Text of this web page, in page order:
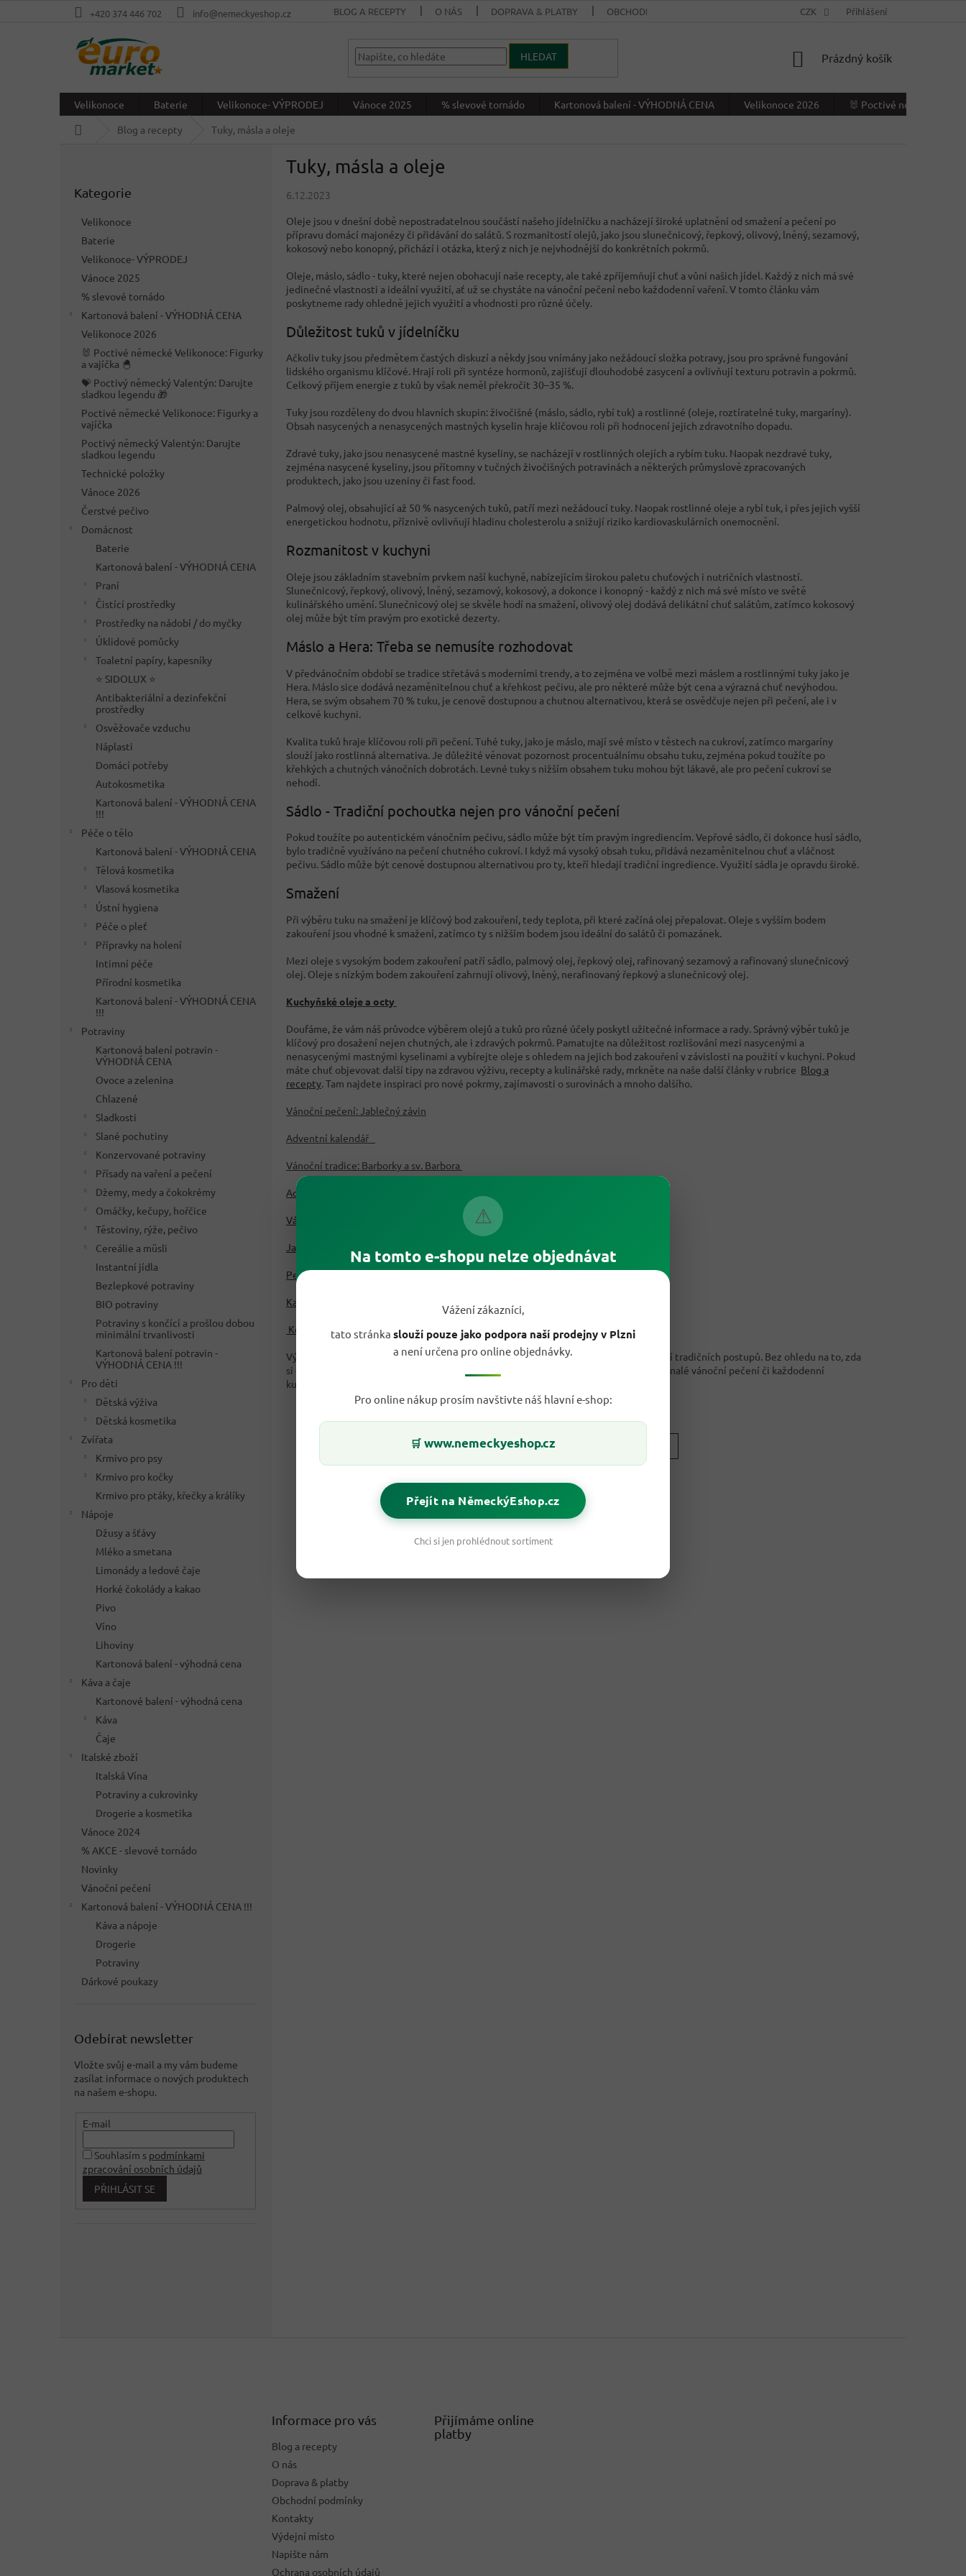
⚠
Na tomto e-shopu nelze objednávat
Vážení zákazníci,
tato stránka slouží pouze jako podpora naší prodejny v Plzni
a není určena pro online objednávky.
Pro online nákup prosím navštivte náš hlavní e-shop:
🛒 www.nemeckyeshop.cz
Přejít na NěmeckýEshop.cz
Chci si jen prohlédnout sortiment
+420 374 446 702 info@nemeckyeshop.cz BLOG A RECEPTY O NÁS DOPRAVA & PLATBY OBCHODNÍ PODMÍNKY VÝDEJNÍ MÍSTO
CZK Přihlášení
HLEDAT
NÁKUPNÍ
Prázdný košík
Velikonoce Baterie Velikonoce- VÝPRODEJ Vánoce 2025 % slevové tornádo Kartonová balení - VÝHODNÁ CENA Velikonoce 2026
🐰 Poctivé německé
Blog a recepty Tuky, másla a oleje
kategorie
Kategorie
Velikonoce
Baterie
Velikonoce- VÝPRODEJ
Vánoce 2025
% slevové tornádo
Kartonová balení - VÝHODNÁ CENA
Velikonoce 2026
🐰 Poctivé německé Velikonoce: Figurky
a vajíčka 🐣
💝 Poctivý německý Valentýn: Darujte
sladkou legendu 🎁
Poctivé německé Velikonoce: Figurky a
vajíčka
Poctivý německý Valentýn: Darujte
sladkou legendu
Technické položky
Vánoce 2026
Čerstvé pečivo
Domácnost
Baterie
Kartonová balení - VÝHODNÁ CENA
Praní
Čistící prostředky
Prostředky na nádobí / do myčky
Úklidové pomůcky
Toaletní papíry, kapesníky
⭐ SIDOLUX ⭐
Antibakteriální a dezinfekční
prostředky
Osvěžovače vzduchu
Náplasti
Domácí potřeby
Autokosmetika
Kartonová balení - VÝHODNÁ CENA
!!!
Péče o tělo
Kartonová balení - VÝHODNÁ CENA
Tělová kosmetika
Vlasová kosmetika
Ústní hygiena
Péče o pleť
Přípravky na holení
Intimní péče
Přírodní kosmetika
Kartonová balení - VÝHODNÁ CENA
!!!
Potraviny
Kartonová balení potravin -
VÝHODNÁ CENA
Ovoce a zelenina
Chlazené
Sladkosti
Slané pochutiny
Konzervované potraviny
Přísady na vaření a pečení
Džemy, medy a čokokrémy
Omáčky, kečupy, hořčice
Těstoviny, rýže, pečivo
Cereálie a müsli
Instantní jídla
Bezlepkové potraviny
BIO potraviny
Potraviny s končící a prošlou dobou
minimální trvanlivosti
Kartonová balení potravin -
VÝHODNÁ CENA !!!
Pro děti
Dětská výživa
Dětská kosmetika
Zvířata
Krmivo pro psy
Krmivo pro kočky
Krmivo pro ptáky, křečky a králíky
Nápoje
Džusy a šťávy
Mléko a smetana
Limonády a ledové čaje
Horké čokolády a kakao
Pivo
Víno
Lihoviny
Kartonová balení - výhodná cena
Káva a čaje
Kartonové balení - výhodná cena
Káva
Čaje
Italské zboží
Italská Vína
Potraviny a cukrovinky
Drogerie a kosmetika
Vánoce 2024
% AKCE - slevové tornádo
Novinky
Vánoční pečení
Kartonová balení - VÝHODNÁ CENA !!!
Káva a nápoje
Drogerie
Potraviny
Dárkové poukazy
Odebírat newsletter
Vložte svůj e-mail a my vám budeme
zasílat informace o nových produktech
na našem e-shopu.
E-mail
Souhlasím s podmínkami
zpracování osobních údajů
PŘIHLÁSIT SE
Tuky, másla a oleje
6.12.2023
Oleje jsou v dnešní době nepostradatelnou součástí našeho jídelníčku a nacházejí široké uplatnění od smažení a pečení po
přípravu domácí majonézy či přidávání do salátů. S rozmanitostí olejů, jako jsou slunečnicový, řepkový, olivový, lněný, sezamový,
kokosový nebo konopný, přichází i otázka, který z nich je nejvhodnější do konkrétních pokrmů.
Oleje, máslo, sádlo - tuky, které nejen obohacují naše recepty, ale také zpříjemňují chuť a vůni našich jídel. Každý z nich má své
jedinečné vlastnosti a ideální využití, ať už se chystáte na vánoční pečení nebo každodenní vaření. V tomto článku vám
poskytneme rady ohledně jejich využití a vhodnosti pro různé účely.
Důležitost tuků v jídelníčku
Ačkoliv tuky jsou předmětem častých diskuzí a někdy jsou vnímány jako nežádoucí složka potravy, jsou pro správné fungování
lidského organismu klíčové. Hrají roli při syntéze hormonů, zajišťují dlouhodobé zasycení a ovlivňují texturu potravin a pokrmů.
Celkový příjem energie z tuků by však neměl překročit 30–35 %.
Tuky jsou rozděleny do dvou hlavních skupin: živočišné (máslo, sádlo, rybí tuk) a rostlinné (oleje, roztíratelné tuky, margaríny).
Obsah nasycených a nenasycených mastných kyselin hraje klíčovou roli při hodnocení jejich zdravotního dopadu.
Zdravé tuky, jako jsou nenasycené mastné kyseliny, se nacházejí v rostlinných olejích a rybím tuku. Naopak nezdravé tuky,
zejména nasycené kyseliny, jsou přítomny v tučných živočišných potravinách a některých průmyslově zpracovaných
produktech, jako jsou uzeniny či fast food.
Palmový olej, obsahující až 50 % nasycených tuků, patří mezi nežádoucí tuky. Naopak rostlinné oleje a rybí tuk, i přes jejich vyšší
energetickou hodnotu, příznivě ovlivňují hladinu cholesterolu a snižují riziko kardiovaskulárních onemocnění.
Rozmanitost v kuchyni
Oleje jsou základním stavebním prvkem naší kuchyně, nabízejícím širokou paletu chuťových i nutričních vlastností.
Slunečnicový, řepkový, olivový, lněný, sezamový, kokosový, a dokonce i konopný - každý z nich má své místo ve světě
kulinářského umění. Slunečnicový olej se skvěle hodí na smažení, olivový olej dodává delikátní chuť salátům, zatímco kokosový
olej může být tím pravým pro exotické dezerty.
Máslo a Hera: Třeba se nemusíte rozhodovat
V předvánočním období se tradice střetává s moderními trendy, a to zejména ve volbě mezi máslem a rostlinnými tuky jako je
Hera. Máslo sice dodává nezaměnitelnou chuť a křehkost pečivu, ale pro některé může být cena a výrazná chuť nevýhodou.
Hera, se svým obsahem 70 % tuku, je cenově dostupnou a chutnou alternativou, která se osvědčuje nejen při pečení, ale i v
celkové kuchyni.
Kvalita tuků hraje klíčovou roli při pečení. Tuhé tuky, jako je máslo, mají své místo v těstech na cukroví, zatímco margaríny
slouží jako rostlinná alternativa. Je důležité věnovat pozornost procentuálnímu obsahu tuku, zejména pokud toužíte po
křehkých a chutných vánočních dobrotách. Levné tuky s nižším obsahem tuku mohou být lákavé, ale pro pečení cukroví se
nehodí.
Sádlo - Tradiční pochoutka nejen pro vánoční pečení
Pokud toužíte po autentickém vánočním pečivu, sádlo může být tím pravým ingrediencím. Vepřové sádlo, či dokonce husí sádlo,
bylo tradičně využíváno na pečení chutného cukroví. I když má vysoký obsah tuku, přidává nezaměnitelnou chuť a vláčnost
pečivu. Sádlo může být cenově dostupnou alternativou pro ty, kteří hledají tradiční ingredience. Využití sádla je opravdu široké.
Smažení
Při výběru tuku na smažení je klíčový bod zakouření, tedy teplota, při které začíná olej přepalovat. Oleje s vyšším bodem
zakouření jsou vhodné k smažení, zatímco ty s nižším bodem jsou ideální do salátů či pomazánek.
Mezi oleje s vysokým bodem zakouření patří sádlo, palmový olej, řepkový olej, rafinovaný sezamový a rafinovaný slunečnicový
olej. Oleje s nízkým bodem zakouření zahrnují olivový, lněný, nerafinovaný řepkový a slunečnicový olej.
Kuchyňské oleje a octy
Doufáme, že vám náš průvodce výběrem olejů a tuků pro různé účely poskytl užitečné informace a rady. Správný výběr tuků je
klíčový pro dosažení nejen chutných, ale i zdravých pokrmů. Pamatujte na důležitost rozlišování mezi nasycenými a
nenasycenými mastnými kyselinami a vybírejte oleje s ohledem na jejich bod zakouření v závislosti na použití v kuchyni. Pokud
máte chuť objevovat další tipy na zdravou výživu, recepty a kulinářské rady, mrkněte na naše další články v rubrice Blog a
recepty. Tam najdete inspiraci pro nové pokrmy, zajímavosti o surovinách a mnoho dalšího.
Vánoční pečení: Jablečný závin
Adventní kalendář
Vánoční tradice: Barborky a sv. Barbora
Adventní období
Vánoční pečení: Perníčky
Jak naplánovat letošní svátky? Začněte už teď!
Perníčky - vůně Vánoc
Kam s vánoční dekorací?
Keltové a Vánoce, nebo spíš slunovrat?
Výběr tuků ve vaší kuchyni by měl být o odvaze zkoušet nové věci, ale i o respektování tradičních postupů. Bez ohledu na to, zda
si oblíbíte máslo, Heru, oleje nebo sádlo, klíčové je najít správnou rovnováhu pro dokonalé vánoční pečení či každodenní
kulinářské dobrodružství. Vesele vařte a pečte!
PŘEDCHOZÍ ČLÁNEK
Informace pro vás
Blog a recepty
O nás
Doprava & platby
Obchodní podmínky
Kontakty
Výdejní místo
Napište nám
Ochrana osobních údajů
Přijímáme online
platby